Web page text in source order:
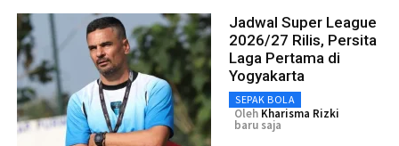
Jadwal Super League
2026/27 Rilis, Persita
Laga Pertama di
Yogyakarta
SEPAK BOLA
Oleh Kharisma Rizki
baru saja